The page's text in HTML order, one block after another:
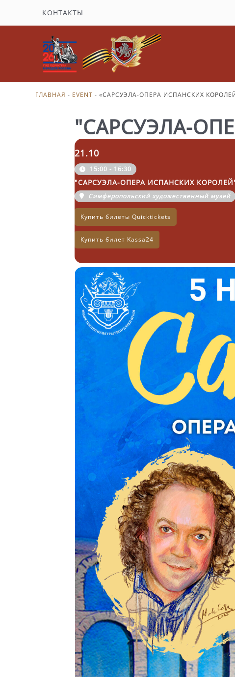
содержимому
КОНТАКТЫ
ГЛАВНАЯ - EVENT - «САРСУЭЛА-ОПЕРА ИСПАНСКИХ
"САРСУЭЛА-
21.10
15:00 - 16:30
"САРСУЭЛА-ОПЕРА ИСПАНСКИХ
Симферопольский художественный музей
Купить билеты Quicktickets
Купить билет Kassa24